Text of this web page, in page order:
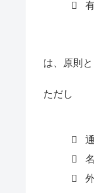
は、原則
ただし